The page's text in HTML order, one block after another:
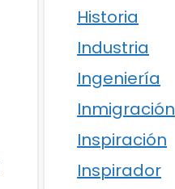
Historia
Industria
Ingeniería
Inmigración
Inspiración
Inspirador